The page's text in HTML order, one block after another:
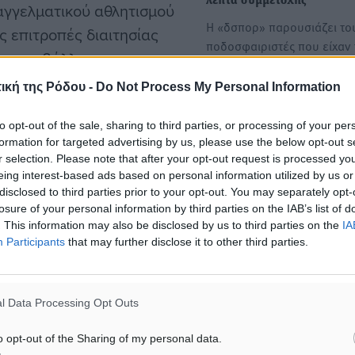
της Ρόδου - Do Not Process My Personal Information
opt-out of the sale, sharing to third parties, or processing of your
for targeted advertising by us, please use the below opt-out
selection. Please note that after your opt-out request is processed
interest-based ads based on personal information utilized by us
to third parties prior to your opt-out. You may separately
of your personal information by third parties on the IAB’s list of
This information may also be disclosed by us to third parties on the
Participants that may further disclose it to other third parties.
Data Processing Opt Outs
opt-out of the Sharing of my personal data.
αθλητισμού
διαιτησίας
υποβάλλεται και στην
#ΕΕΑ
αναζήτησης
Η «δσπορ» παρουσιάζει
ποδοσφαιριστές που είχαν
στην…
EΠΟ: Στη Γ’ Εθνική
ομάδες Β’ των ΠΑΕ της
League 1
Με διάταξη που πέρασε
«κανονισμό Β’ ομάδων» η
δίνει το…